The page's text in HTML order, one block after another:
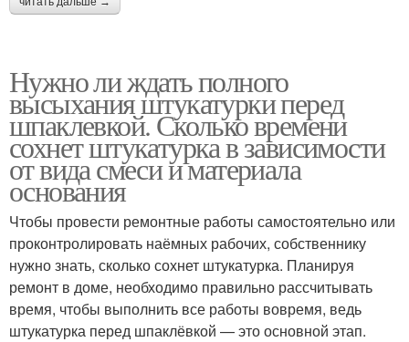
Нужно ли ждать полного
высыхания штукатурки перед
шпаклевкой. Сколько времени
сохнет штукатурка в зависимости
от вида смеси и материала
основания
Чтобы провести ремонтные работы самостоятельно или
проконтролировать наёмных рабочих, собственнику
нужно знать, сколько сохнет штукатурка. Планируя
ремонт в доме, необходимо правильно рассчитывать
время, чтобы выполнить все работы вовремя, ведь
штукатурка перед шпаклёвкой — это основной этап.